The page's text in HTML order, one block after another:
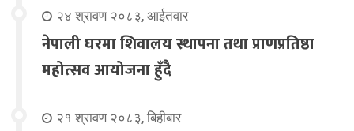
२४ श्रावण २०८३, आईतवार
नेपाली घरमा शिवालय स्थापना तथा प्राणप्रतिष्ठा
महोत्सव आयोजना हुँदै
२१ श्रावण २०८३, बिहीबार